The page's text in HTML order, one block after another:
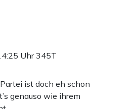
Uhr345T
ist doch eh schon
genauso wie ihrem